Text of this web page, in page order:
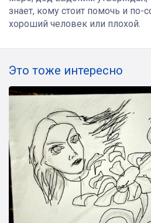
знает, кому стоит помочь и по-
хороший человек или плохой.
Это тоже интересно